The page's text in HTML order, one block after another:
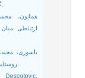
گردشگری، مجله آرامانشهر، شماره 2.
ارتباطی
روستایی، انتشارات دانشگاه گیلان، چاپ اول.